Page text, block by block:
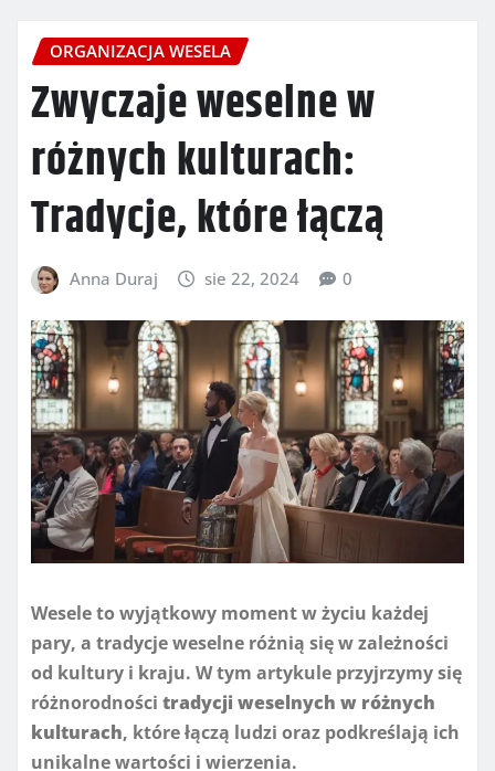
ORGANIZACJA WESELA
Zwyczaje weselne w
różnych kulturach:
Tradycje, które łączą
Anna Duraj sie 22, 2024 0
Wesele to wyjątkowy moment w życiu każdej
pary, a tradycje weselne różnią się w zależności
od kultury i kraju. W tym artykule przyjrzymy się
różnorodności tradycji weselnych w różnych
kulturach, które łączą ludzi oraz podkreślają ich
unikalne wartości i wierzenia.